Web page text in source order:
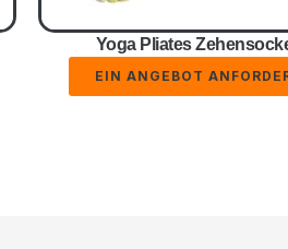
Yoga Pliates
EIN ANGEBOT